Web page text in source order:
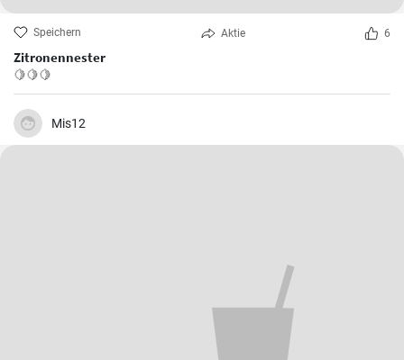
Speichern Aktie 6
Zitronennester
🍋🍋🍋
Mis12